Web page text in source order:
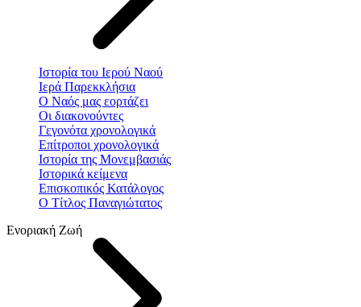
Ιστορία του Ιερού Ναού
Ιερά Παρεκκλήσια
Ο Ναός μας εορτάζει
Οι διακονούντες
Γεγονότα χρονολογικά
Επίτροποι χρονολογικά
Ιστορία της Μονεμβασιάς
Ιστορικά κείμενα
Επισκοπικός Κατάλογος
Ο Τίτλος Παναγιώτατος
Ενοριακή Ζωή